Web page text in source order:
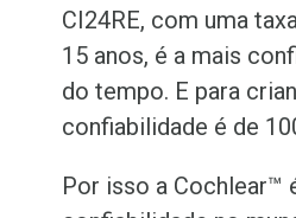
CI24RE, com uma
15 anos, é a mais
do tempo. E para
confiabilidade é de
Por isso a Cochlear™